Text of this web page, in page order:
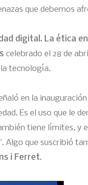
que debemos
digital. La ética
celebrado el 28 de
tecnología.
en la
Es el uso que le
tiene límites, y
Algo que suscribió
i Ferret.